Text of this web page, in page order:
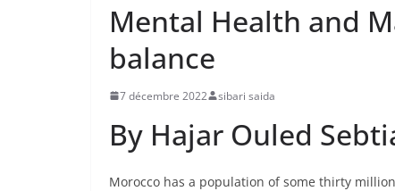
Mental Health and
balance
7 décembre 2022 sibari saida
By Hajar Ouled
Morocco has a population of some thirty